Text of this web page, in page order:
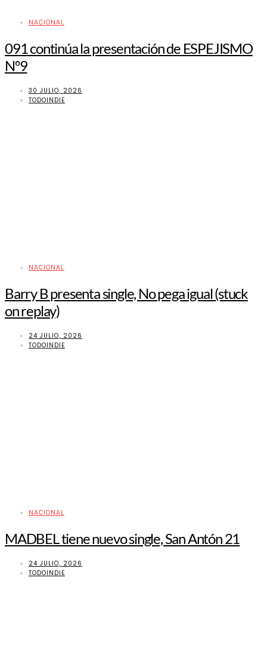
NACIONAL
091 continúa la presentación de ESPEJISMO
Nº9
30 JULIO, 2026
TODOINDIE
NACIONAL
Barry B presenta single, No pega igual (stuck
on replay)
24 JULIO, 2026
TODOINDIE
NACIONAL
MADBEL tiene nuevo single, San Antón 21
24 JULIO, 2026
TODOINDIE